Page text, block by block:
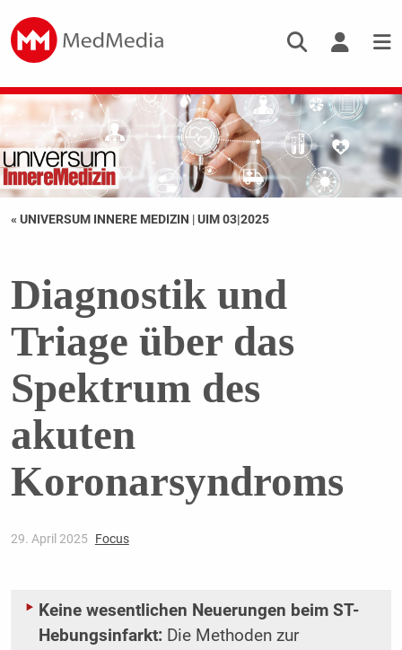
« UNIVERSUM INNERE MEDIZIN |UIM 03|2025
Diagnostik und
Triage über das
Spektrum des
akuten
Koronarsyndroms
29. April 2025 Focus
Keine wesentlichen Neuerungen beim ST-
Hebungsinfarkt:Die Methoden zur